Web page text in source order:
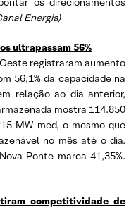
Energia)
ultrapassam 56%
registraram aumento
56,1% da capacidade na
relação ao dia anterior,
mostra 114.850
MW med, o mesmo que
no mês até o dia.
Ponte marca 41,35%.
competitividade de